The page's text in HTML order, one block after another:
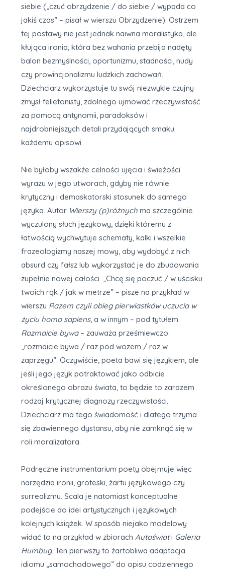
siebie („czuć obrzydzenie / do siebie / wypada co
jakiś czas” – pisał w wierszu Obrzydzenie). Ostrzem
tej postawy nie jest jednak naiwna moralistyka, ale
kłująca ironia, która bez wahania przebija nadęty
balon bezmyślności, oportunizmu, stadności, nudy
czy prowincjonalizmu ludzkich zachowań.
Dziechciarz wykorzystuje tu swój niezwykle czujny
zmysł felietonisty, zdolnego ujmować rzeczywistość
za pomocą antynomii, paradoksów i
najdrobniejszych detali przydających smaku
każdemu opisowi.
Nie byłoby wszakże celności ujęcia i świeżości
wyrazu w jego utworach, gdyby nie równie
krytyczny i demaskatorski stosunek do samego
języka. Autor Wierszy (p)różnych ma szczególnie
wyczulony słuch językowy, dzięki któremu z
łatwością wychwytuje schematy, kalki i wszelkie
frazeologizmy naszej mowy, aby wydobyć z nich
absurd czy fałsz lub wykorzystać je do zbudowania
zupełnie nowej całości. „Chcę się poczuć / w uścisku
twoich rąk / jak w metrze” – pisze na przykład w
wierszu Razem czyli obieg pierwiastków uczucia w
życiu homo sapiens, a w innym – pod tytułem
Rozmaicie bywa– zauważa prześmiewczo:
„rozmaicie bywa / raz pod wozem / raz w
zaprzęgu”. Oczywiście, poeta bawi się językiem, ale
jeśli jego język potraktować jako odbicie
określonego obrazu świata, to będzie to zarazem
rodzaj krytycznej diagnozy rzeczywistości.
Dziechciarz ma tego świadomość i dlatego trzyma
się zbawiennego dystansu, aby nie zamknąć się w
roli moralizatora.
Podręczne instrumentarium poety obejmuje więc
narzędzia ironii, groteski, żartu językowego czy
surrealizmu. Scala je natomiast konceptualne
podejście do idei artystycznych i językowych
kolejnych książek. W sposób niejako modelowy
widać to na przykład w zbiorach Autoświati Galeria
Humbug. Ten pierwszy to żartobliwa adaptacja
idiomu „samochodowego” do opisu codziennego